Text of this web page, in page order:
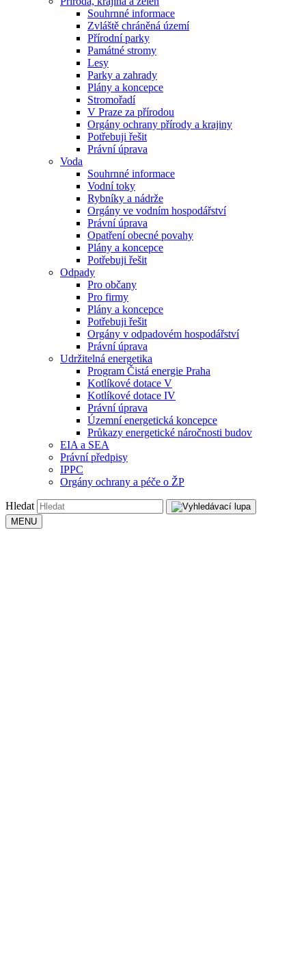
Souhrnné informace
Zvláště chráněná území
Přírodní parky
Památné stromy
Lesy
Parky a zahrady
Plány a koncepce
Stromořadí
V Praze za přírodou
Orgány ochrany přírody a krajiny
Potřebuji řešit
Právní úprava
Voda
Souhrnné informace
Vodní toky
Rybníky a nádrže
Orgány ve vodním hospodářství
Právní úprava
Opatření obecné povahy
Plány a koncepce
Potřebuji řešit
Odpady
Pro občany
Pro firmy
Plány a koncepce
Potřebuji řešit
Orgány v odpadovém hospodářství
Právní úprava
Udržitelná energetika
Program Čistá energie Praha
Kotlíkové dotace V
Kotlíkové dotace IV
Právní úprava
Územní energetická koncepce
Průkazy energetické náročnosti budov
EIA a SEA
Právní předpisy
IPPC
Orgány ochrany a péče o ŽP
Hledat
MENU